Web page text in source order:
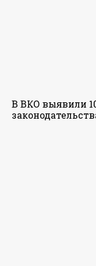
В ВКО выявили